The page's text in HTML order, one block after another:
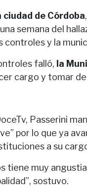
de Córdoba
semana del
controles y la
falló, la
cargo y tomar
Passerini
por lo que ya
a su
tiene muy
sostuvo.